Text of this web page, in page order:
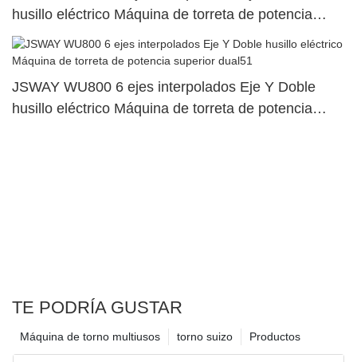
husillo eléctrico Máquina de torreta de potencia
superior dual13
JSWAY WU800 6 ejes interpolados Eje Y Doble
husillo eléctrico Máquina de torreta de potencia
TE PODRÍA GUSTAR
Productos
torno suizo
Máquina de torno multiusos